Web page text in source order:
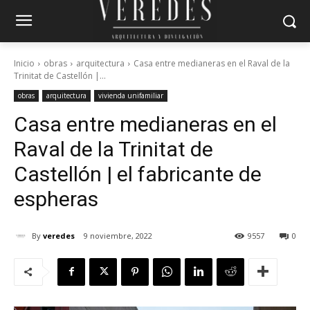
Inicio obras arquitectura
Casa entre medianeras en el Raval de la
Trinitat de Castellón |...
obras arquitectura vivienda unifamiliar
Casa entre medianeras en el
Raval de la Trinitat de
Castellón | el fabricante de
espheras
By veredes 9 noviembre, 2022 0
9557